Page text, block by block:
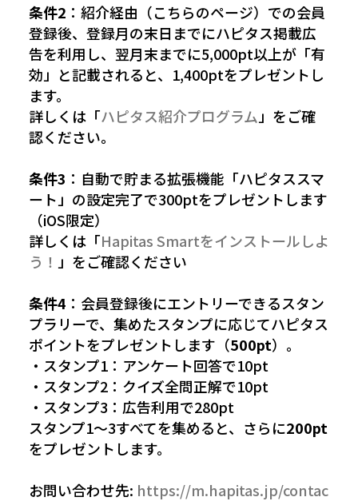
条件2 ：紹介経由（こちらのページ）での会員
登録後、登録月の末日までにハピタス掲載広
告を利用し、翌月末までに5,000pt以上が「有
効」と記載されると、1,400ptをプレゼントし
ます。
詳しくは「ハピタス紹介プログラム 」をご確
認ください。
条件3 ：自動で貯まる拡張機能「ハピタススマ
ート」の設定完了で300ptをプレゼントします
（iOS限定）
詳しくは「Hapitas Smartをインストールしよ
う！ 」をご確認ください
条件4 ：会員登録後にエントリーできるスタン
プラリーで、集めたスタンプに応じてハピタス
ポイントをプレゼントします（500pt）。
・スタンプ1：アンケート回答で10pt
・スタンプ2：クイズ全問正解で10pt
・スタンプ3：広告利用で280pt
スタンプ1〜3すべてを集めると、さらに200pt
をプレゼントします。
お問い合わせ先: https://m.hapitas.jp/contac